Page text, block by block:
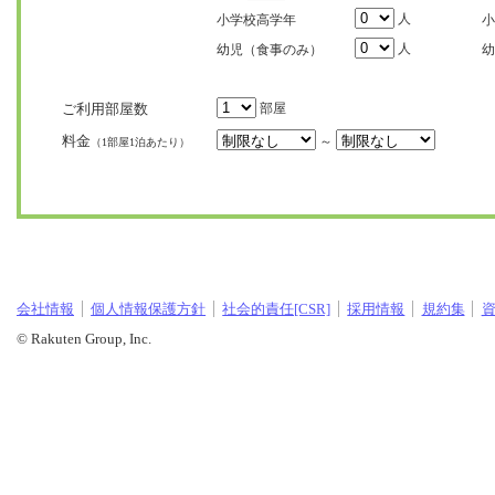
小学校高学年
人
幼児（食事のみ）
人
ご利用部屋数 部屋
料金 （1部屋1泊あたり） ～
会社情報 個人情報保護方針 社会的責任[CSR] 採用情報 規約集
© Rakuten Group, Inc.